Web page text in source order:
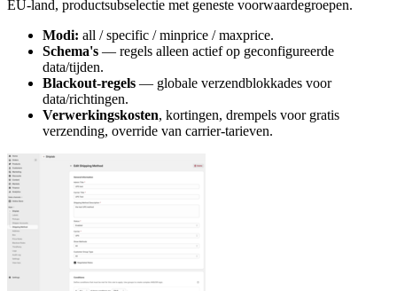
EU-land, productsubselectie met geneste voorwaardegroepen.
Modi: all / specific / minprice / maxprice.
Schema's — regels alleen actief op geconfigureerde
data/tijden.
Blackout-regels — globale verzendblokkades voor
data/richtingen.
Verwerkingskosten, kortingen, drempels voor gratis
verzending, override van carrier-tarieven.